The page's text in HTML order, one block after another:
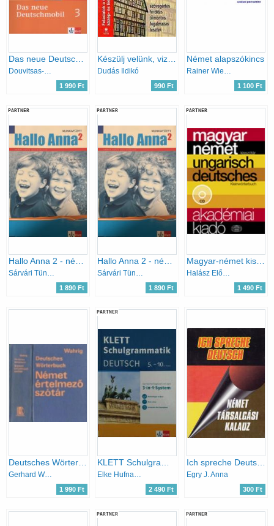
Das neue Deutschmobil 3 - Tankönyv
Douvitsas-Gamst; Sigrid Xanthos-Kretzschmer
1 990 Ft
Készülj velünk, vizsgázz velünk! Német.
Dudás Ildikó
990 Ft
Német alapszókincs
Rainer Wiedemann
1 100 Ft
PARTNER
Sárvári Tünde
1 890 Ft
PARTNER
Sárvári Tünde
1 890 Ft
PARTNER
Magyar-német kisszótár CD-vel
Halász Előd; Földes Csaba; Uzonyi Pál
1 490 Ft
Deutsches Wörterbuch - Német értelmező szótár Címszavakba foglalt részletes nyelvtani áttekintéssel - Magyar Német
Gerhard Wahrig
1 990 Ft
PARTNER
KLETT Schulgrammatik - Deutsch 5.-10. Klasse
Elke Hufnagel
2 490 Ft
Ich spreche Deutsch (Német társalgási kalauz)
Egry J. Anna
300 Ft
PARTNER PARTNER